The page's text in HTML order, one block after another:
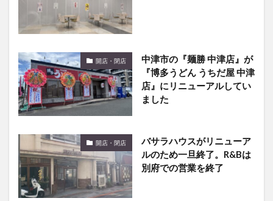
開店・閉店
中津市の『麺勝 中津店』が
『博多うどん うちだ屋 中津
店』にリニューアルしてい
ました
開店・閉店
バサラハウスがリニューア
ルのため一旦終了。R&Bは
別府での営業を終了